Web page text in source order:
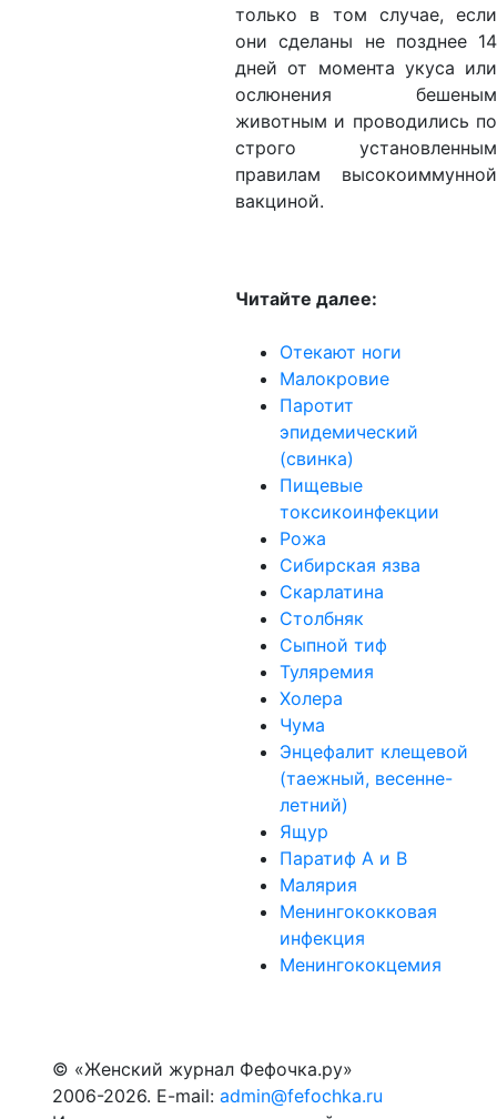
только в том случае, если
они сделаны не позднее 14
дней от момента укуса или
ослюнения бешеным
животным и проводились по
строго установленным
правилам высокоиммунной
вакциной.
Читайте далее:
Отекают ноги
Малокровие
Паротит
эпидемический
(свинка)
Пищевые
токсикоинфекции
Рожа
Сибирская язва
Скарлатина
Столбняк
Сыпной тиф
Туляремия
Холера
Чума
Энцефалит клещевой
(таежный, весенне-
летний)
Ящур
Паратиф А и В
Малярия
Менингококковая
инфекция
Менингококцемия
© «Женский журнал Фефочка.ру»
2006-2026. E-mail: admin@fefochka.ru